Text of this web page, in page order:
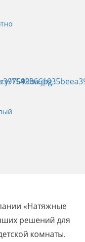
«Натяжные
решений для
комнаты.